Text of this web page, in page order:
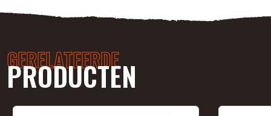
GERELATEERDE
PRODUCTEN